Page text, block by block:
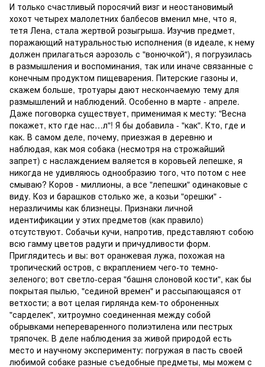
И только счастливый поросячий визг и неостановимый
хохот четырех малолетних балбесов вменил мне, что я,
тетя Лена, стала жертвой розыгрыша. Изучив предмет,
поражающий натуральностью исполнения (в идеале, к нему
должен прилагаться аэрозоль с "вонючкой"), я погрузилась
в размышления и воспоминания, так или иначе связанные с
конечным продуктом пищеварения. Питерские газоны и,
скажем больше, тротуары дают нескончаемую тему для
размышлений и наблюдений. Особенно в марте - апреле.
Даже поговорка существует, применимая к месту: "Весна
покажет, кто где нас…л"! Я бы добавила - "как". Кто, где и
как. В самом деле, почему, приезжая в деревню и
наблюдая, как моя собака (несмотря на строжайший
запрет) с наслаждением валяется в коровьей лепешке, я
никогда не удивляюсь однообразию того, что потом с нее
смываю? Коров - миллионы, а все "лепешки" одинаковые с
виду. Коз и барашков столько же, а козьи "орешки" -
неразличимы как близнецы. Признаки личной
идентификации у этих предметов (как правило)
отсутствуют. Собачьи кучи, напротив, представляют собою
всю гамму цветов радуги и причудливости форм.
Приглядитесь и вы: вот оранжевая лужа, похожая на
тропический остров, с вкраплением чего-то темно-
зеленого; вот светло-серая "башня слоновой кости", как бы
покрытая пылью, "сединой времен" и рассыпающаяся от
ветхости; а вот целая гирлянда кем-то оброненных
"сарделек", хитроумно соединенная между собой
обрывками непереваренного полиэтилена или пестрых
тряпочек. В деле наблюдения за живой природой есть
место и научному эксперименту: погружая в пасть своей
любимой собаке разные съедобные предметы, мы можем с